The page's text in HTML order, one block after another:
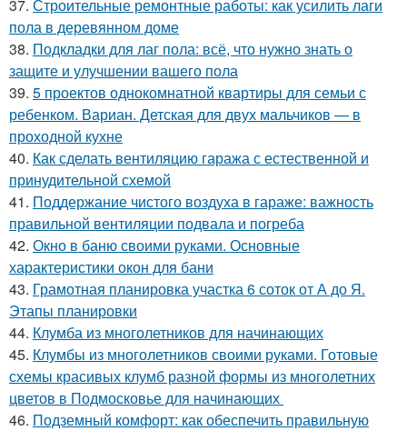
37. Строительные ремонтные работы: как усилить лаги
пола в деревянном доме
38. Подкладки для лаг пола: всё, что нужно знать о
защите и улучшении вашего пола
39. 5 проектов однокомнатной квартиры для семьи с
ребенком. Вариан. Детская для двух мальчиков — в
проходной кухне
40. Как сделать вентиляцию гаража с естественной и
принудительной схемой
41. Поддержание чистого воздуха в гараже: важность
правильной вентиляции подвала и погреба
42. Окно в баню своими руками. Основные
характеристики окон для бани
43. Грамотная планировка участка 6 соток от А до Я.
Этапы планировки
44. Клумба из многолетников для начинающих
45. Клумбы из многолетников своими руками. Готовые
схемы красивых клумб разной формы из многолетних
цветов в Подмосковье для начинающих
46. Подземный комфорт: как обеспечить правильную